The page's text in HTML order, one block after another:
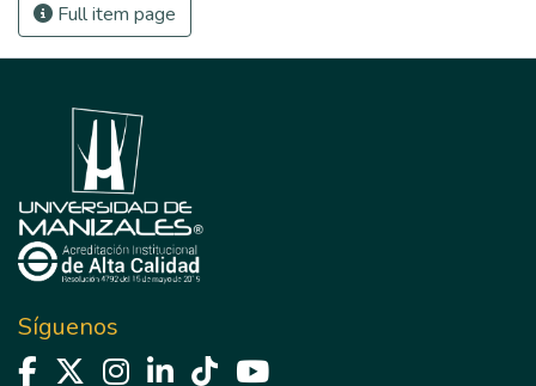
Full item page
Síguenos